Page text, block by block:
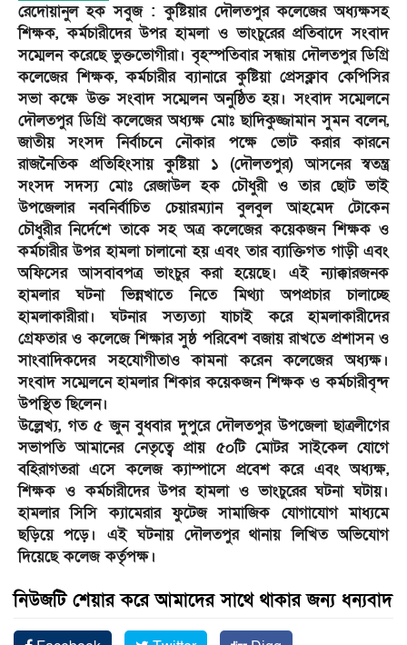
রেদোয়ানুল হক সবুজ : কুষ্টিয়ার দৌলতপুর কলেজের অধ্যক্ষসহ
শিক্ষক, কর্মচারীদের উপর হামলা ও ভাংচুরের প্রতিবাদে সংবাদ
সম্মেলন করেছে ভুক্তভোগীরা। বৃহস্পতিবার সন্ধায় দৌলতপুর ডিগ্রি
কলেজের শিক্ষক, কর্মচারীর ব্যানারে কুষ্টিয়া প্রেসক্লাব কেপিসির
সভা কক্ষে উক্ত সংবাদ সম্মেলন অনুষ্ঠিত হয়। সংবাদ সম্মেলনে
দৌলতপুর ডিগ্রি কলেজের অধ্যক্ষ মোঃ ছাদিকুজ্জামান সুমন বলেন,
জাতীয় সংসদ নির্বাচনে নৌকার পক্ষে ভোট করার কারনে
রাজনৈতিক প্রতিহিংসায় কুষ্টিয়া ১ (দৌলতপুর) আসনের স্বতন্ত্র
সংসদ সদস্য মোঃ রেজাউল হক চৌধুরী ও তার ছোট ভাই
উপজেলার নবনির্বাচিত চেয়ারম্যান বুলবুল আহমেদ টোকেন
চৌধুরীর নির্দেশে তাকে সহ অত্র কলেজের কয়েকজন শিক্ষক ও
কর্মচারীর উপর হামলা চালানো হয় এবং তার ব্যাক্তিগত গাড়ী এবং
অফিসের আসবাবপত্র ভাংচুর করা হয়েছে। এই ন্যাক্কারজনক
হামলার ঘটনা ভিন্নখাতে নিতে মিথ্যা অপপ্রচার চালাচ্ছে
হামলাকারীরা। ঘটনার সত্যত্যা যাচাই করে হামলাকারীদের
গ্রেফতার ও কলেজে শিক্ষার সুষ্ঠ পরিবেশ বজায় রাখতে প্রশাসন ও
সাংবাদিকদের সহযোগীতাও কামনা করেন কলেজের অধ্যক্ষ।
সংবাদ সম্মেলনে হামলার শিকার কয়েকজন শিক্ষক ও কর্মচারীবৃন্দ
উপস্থিত ছিলেন।
উল্লেখ্য, গত ৫ জুন বুধবার দুপুরে দৌলতপুর উপজেলা ছাত্রলীগের
সভাপতি আমানের নেতৃত্বে প্রায় ৫০টি মোটর সাইকেল যোগে
বহিরাগতরা এসে কলেজ ক্যাম্পাসে প্রবেশ করে এবং অধ্যক্ষ,
শিক্ষক ও কর্মচারীদের উপর হামলা ও ভাংচুরের ঘটনা ঘটায়।
হামলার সিসি ক্যামেরার ফুটেজ সামাজিক যোগাযোগ মাধ্যমে
ছড়িয়ে পড়ে। এই ঘটনায় দৌলতপুর থানায় লিখিত অভিযোগ
দিয়েছে কলেজ কর্তৃপক্ষ।
নিউজটি শেয়ার করে আমাদের সাথে থাকার জন্য ধন্যবাদ